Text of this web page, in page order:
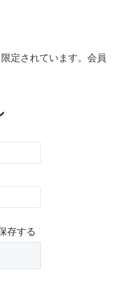
定されています。会員
存する